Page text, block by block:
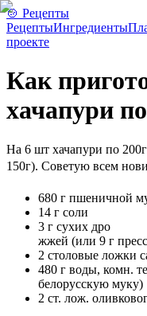
🍲 Рецепты
РецептыИнгредиенты
проекте
Как
хачапури
На 6 шт хачапури по
150г). Советую всем
680 г пшеничной
14 г соли
3 г сухих дро
жжей (или 9 г
2 столовые ложки
480 г воды, комн.
белорусскую муку)
2 ст. лож.